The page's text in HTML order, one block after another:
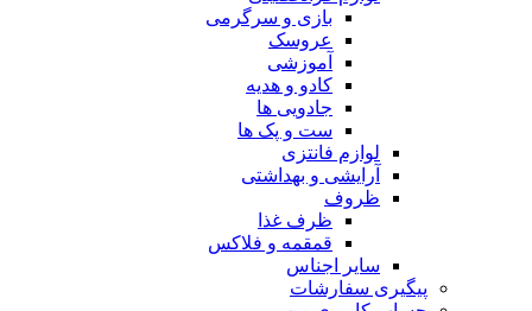
بازی و سرگرمی
عروسک
آموزشی
کادو و هدیه
جادویی ها
ست و پک ها
لوازم فانتزی
آرایشی و بهداشتی
ظروف
ظرف غذا
قمقمه و فلاکس
سایر اجناس
پیگیری سفارشات